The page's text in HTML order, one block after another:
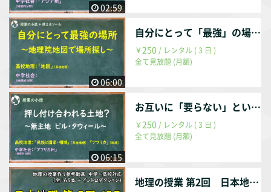
02:59
06:00
自分にとって「最強」の場所をGISで探す
￥250 / レンタル ( 3 日 )
全て見放題 (月額)
06:15
お互いに「要らない」というタイプの領土問題？
￥250 / レンタル ( 3 日 )
全て見放題 (月額)
地理の授業 第2回 日本地理 第2回 / 25回 （全体 第002回 / 165回）